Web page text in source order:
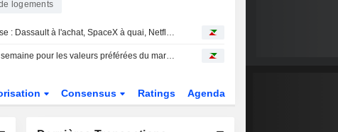
logements
Bourse : Dassault à l'achat, SpaceX à quai, Netflix dans les choux
Sale semaine pour les valeurs préférées du marché
Consensus Ratings Agenda